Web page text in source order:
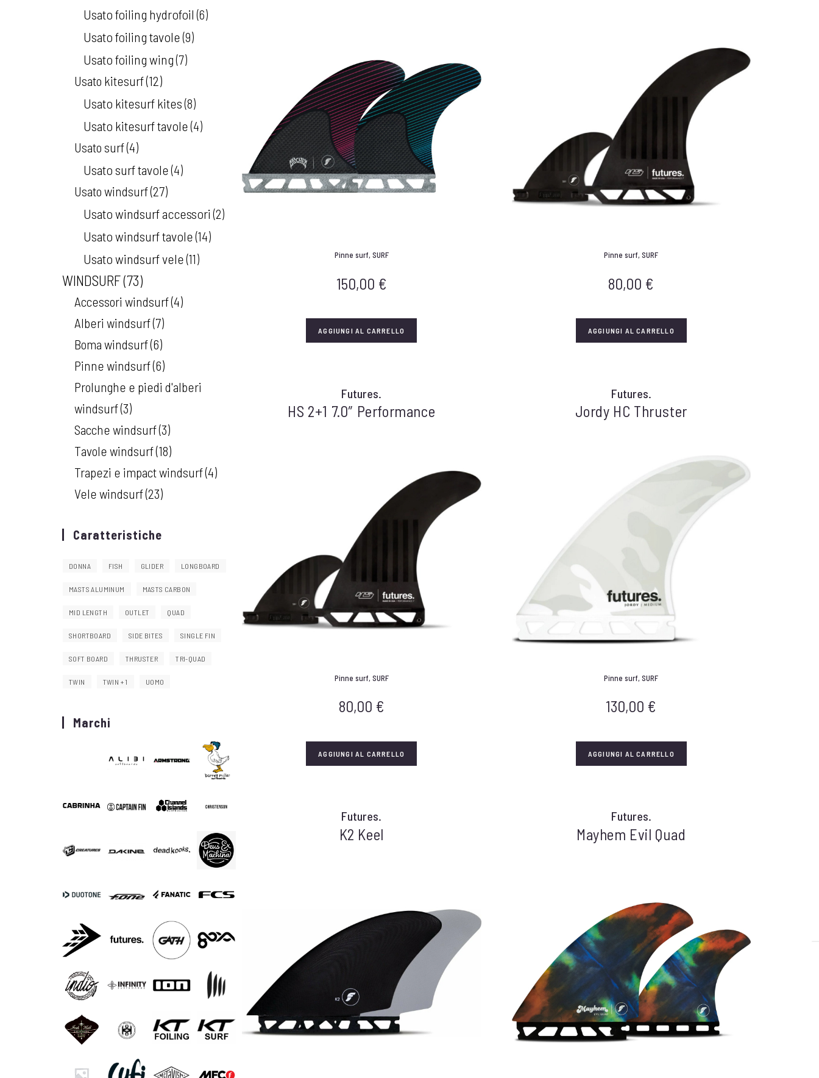
Usato foiling hydrofoil 6
Usato foiling tavole 9
Usato foiling wing 7
Usato kitesurf 12
Usato kitesurf kites 8
Usato kitesurf tavole 4
Usato surf 4
Usato surf tavole 4
Usato windsurf 27
Usato windsurf accessori 2
Usato windsurf tavole 14
Usato windsurf vele 11
WINDSURF 73
Accessori windsurf 4
Alberi windsurf 7
Boma windsurf 6
Pinne windsurf 6
Prolunghe e piedi d'alberi
windsurf 3
Sacche windsurf 3
Tavole windsurf 18
Trapezi e impact windsurf 4
Vele windsurf 23
Caratteristiche
DONNA FISH GLIDER LONGBOARD
MASTS ALUMINUM MASTS CARBON
MID LENGTH OUTLET QUAD
SHORTBOARD SIDE BITES SINGLE FIN
SOFT BOARD THRUSTER TRI-QUAD
TWIN TWIN + 1 UOMO
Marchi
Pinne surf, SURF
150,00 €
AGGIUNGI AL CARRELLO
Pinne surf,SURF
80,00 €
AGGIUNGI AL CARRELLO
Futures.
HS 2+1 7.0″ Performance
Pinne surf, SURF
80,00 €
AGGIUNGI AL CARRELLO
Futures.
Jordy HC Thruster
Pinne surf,SURF
130,00 €
AGGIUNGI AL CARRELLO
Futures.
K2 Keel
Futures.
Mayhem Evil Quad